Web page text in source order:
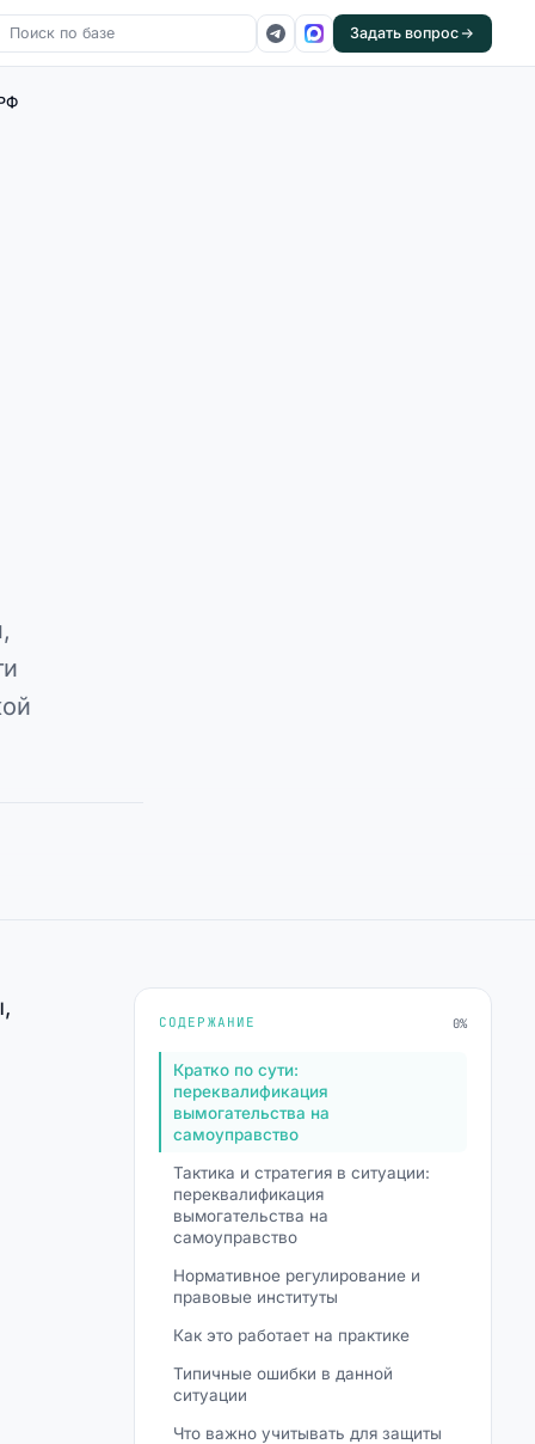
Задать вопрос
СОДЕРЖАНИЕ 0%
Кратко по сути:
переквалификация
вымогательства на
самоуправство
Тактика и стратегия в ситуации:
переквалификация
вымогательства на
самоуправство
Нормативное регулирование и
правовые институты
Как это работает на практике
Типичные ошибки в данной
ситуации
Что важно учитывать для защиты